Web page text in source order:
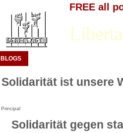
FREE all
BLOGS
Solidarität ist unsere
Principal
Solidarität gegen